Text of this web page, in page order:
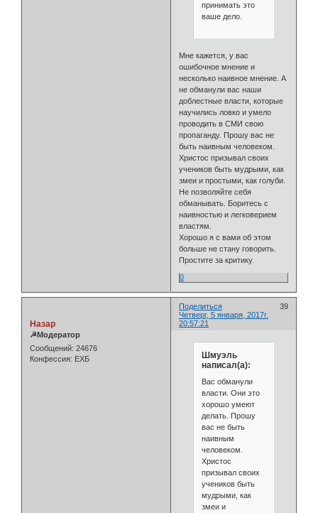
принимать это
ваше дело.
Мне кажется, у вас
ошибочное мнение и
несколько наивное мнение. А
не обманули вас наши
доблестные власти, которые
научились ловко и умело
проводить в СМИ свою
пропаганду. Прошу вас не
быть наивным человеком.
Христос призывал своих
учеников быть мудрыми, как
змеи и простыми, как голуби.
Не позволяйте себя
обманывать. Боритесь с
наивностью и легковерием
властям.
Хорошо я с вами об этом
больше не стану говорить.
Простите за критику.
0
Поделиться
39
Четверг, 5 января, 2017г.
20:57:21
Назар
☭Модератор
Сообщений: 24676
Конфессия: ЕХБ
Шмуэль
написал(а):
Вас обманули
власти. Они это
хорошо умеют
делать. Прошу
вас не быть
наивным
человеком.
Христос
призывал своих
учеников быть
мудрыми, как
змеи и